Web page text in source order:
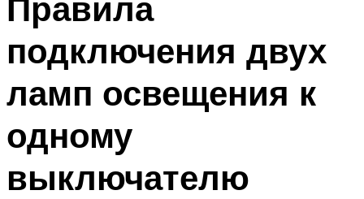
подключения двух
ламп освещения к
одному
выключателю